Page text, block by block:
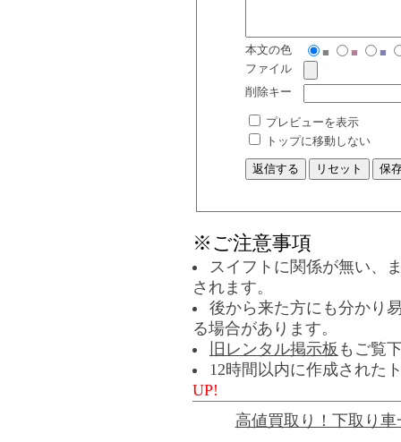
本文の色 ■ ■
■
ファイル
削除キー
プレビューを表示
トップに移動しない
※ご注意事項
スイフトに関係が無い、
されます。
後から来た方にも分かり
る場合があります。
旧レンタル掲示板 もご覧
12時間以内に作成された
UP!
高値買取り！下取り車